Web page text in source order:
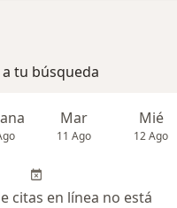
tu búsqueda
Mar
11 Ago
Mié
12 Ago
citas en línea no está